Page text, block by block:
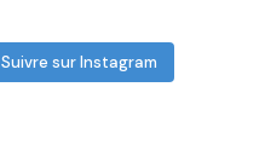
Suivre sur Instagram